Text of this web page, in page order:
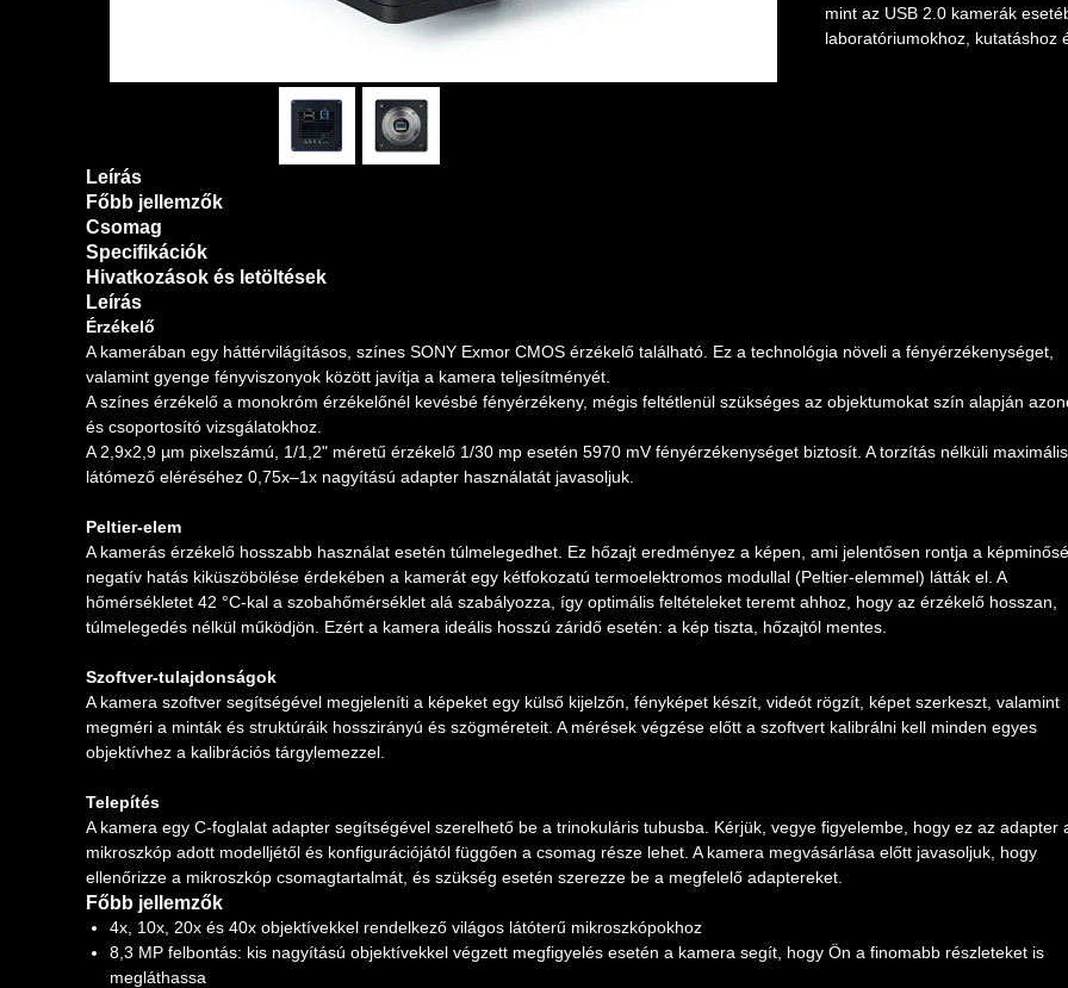
mint az USB 2.0 kamerák
laboratóriumokhoz, kutatáshoz
Leírás
Főbb jellemzők
Csomag
Specifikációk
Hivatkozások és letöltések
Leírás
Érzékelő
A kamerában egy háttérvilágításos, színes SONY Exmor CMOS érzékelő található. Ez a technológia növeli a fényérzékenységet,
valamint gyenge fényviszonyok között javítja a kamera teljesítményét.
A színes érzékelő a monokróm érzékelőnél kevésbé fényérzékeny, mégis feltétlenül szükséges az objektumokat szín alapján
és csoportosító vizsgálatokhoz.
A 2,9x2,9 µm pixelszámú, 1/1,2" méretű érzékelő 1/30 mp esetén 5970 mV fényérzékenységet biztosít. A torzítás nélküli maximális
látómező eléréséhez 0,75x–1x nagyítású adapter használatát javasoljuk.
Peltier-elem
A kamerás érzékelő hosszabb használat esetén túlmelegedhet. Ez hőzajt eredményez a képen, ami jelentősen rontja a
negatív hatás kiküszöbölése érdekében a kamerát egy kétfokozatú termoelektromos modullal (Peltier-elemmel) látták el. A
hőmérsékletet 42 °C-kal a szobahőmérséklet alá szabályozza, így optimális feltételeket teremt ahhoz, hogy az érzékelő hosszan,
túlmelegedés nélkül működjön. Ezért a kamera ideális hosszú záridő esetén: a kép tiszta, hőzajtól mentes.
Szoftver-tulajdonságok
A kamera szoftver segítségével megjeleníti a képeket egy külső kijelzőn, fényképet készít, videót rögzít, képet szerkeszt, valamint
megméri a minták és struktúráik hosszirányú és szögméreteit. A mérések végzése előtt a szoftvert kalibrálni kell minden egyes
objektívhez a kalibrációs tárgylemezzel.
Telepítés
A kamera egy C-foglalat adapter segítségével szerelhető be a trinokuláris tubusba. Kérjük, vegye figyelembe, hogy ez az adapter
mikroszkóp adott modelljétől és konfigurációjától függően a csomag része lehet. A kamera megvásárlása előtt javasoljuk, hogy
ellenőrizze a mikroszkóp csomagtartalmát, és szükség esetén szerezze be a megfelelő adaptereket.
Főbb jellemzők
4x, 10x, 20x és 40x objektívekkel rendelkező világos látóterű mikroszkópokhoz
8,3 MP felbontás: kis nagyítású objektívekkel végzett megfigyelés esetén a kamera segít, hogy Ön a finomabb részleteket is
megláthassa